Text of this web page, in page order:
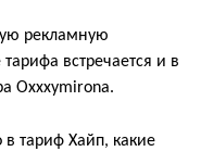
рекламную
встречается и в
Oxxxymironа.
в тариф Хайп, какие